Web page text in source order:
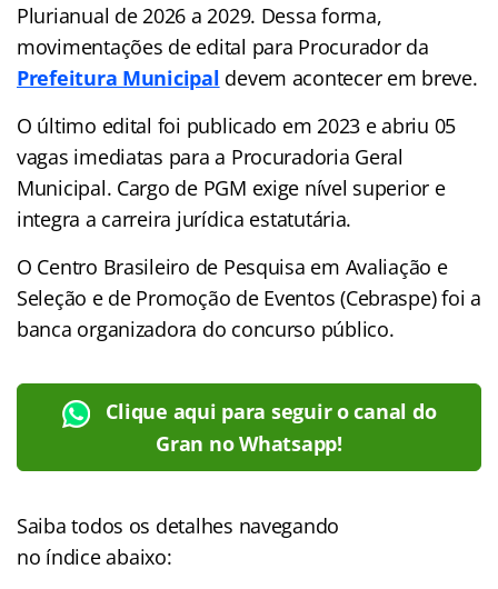
Plurianual de 2026 a 2029. Dessa forma,
movimentações de edital para Procurador da
Prefeitura Municipal devem acontecer em breve.
O último edital foi publicado em 2023 e abriu 05
vagas imediatas para a Procuradoria Geral
Municipal. Cargo de PGM exige nível superior e
integra a carreira jurídica estatutária.
O Centro Brasileiro de Pesquisa em Avaliação e
Seleção e de Promoção de Eventos (Cebraspe) foi a
banca organizadora do concurso público.
Clique aqui para seguir o canal do
Gran no Whatsapp!
Saiba todos os detalhes navegando
no índiceabaixo: